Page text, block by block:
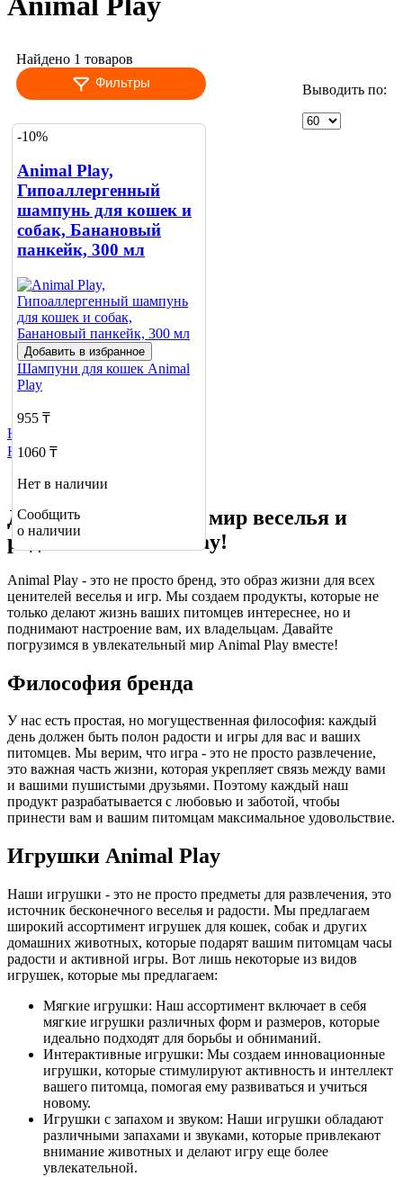
Найдено 1 товаров
Фильтры
Выводить по:
-10%
Animal Play,
Гипоаллергенный
шампунь для кошек и
собак, Банановый
панкейк, 300 мл
Добавить в избранное
Шампуни для кошек Animal
Play
955 ₸
1060 ₸
Нет в наличии
Сообщить
о наличии
Не нашли нужный товар?
Нажмите сюда
Добро пожаловать в мир веселья и
радости с Animal Play!
Animal Play - это не просто бренд, это образ жизни для всех
ценителей веселья и игр. Мы создаем продукты, которые не
только делают жизнь ваших питомцев интереснее, но и
поднимают настроение вам, их владельцам. Давайте
погрузимся в увлекательный мир Animal Play вместе!
Философия бренда
У нас есть простая, но могущественная философия: каждый
день должен быть полон радости и игры для вас и ваших
питомцев. Мы верим, что игра - это не просто развлечение,
это важная часть жизни, которая укрепляет связь между вами
и вашими пушистыми друзьями. Поэтому каждый наш
продукт разрабатывается с любовью и заботой, чтобы
принести вам и вашим питомцам максимальное удовольствие.
Игрушки Animal Play
Наши игрушки - это не просто предметы для развлечения, это
источник бесконечного веселья и радости. Мы предлагаем
широкий ассортимент игрушек для кошек, собак и других
домашних животных, которые подарят вашим питомцам часы
радости и активной игры. Вот лишь некоторые из видов
игрушек, которые мы предлагаем:
Мягкие игрушки: Наш ассортимент включает в себя
мягкие игрушки различных форм и размеров, которые
идеально подходят для борьбы и обниманий.
Интерактивные игрушки: Мы создаем инновационные
игрушки, которые стимулируют активность и интеллект
вашего питомца, помогая ему развиваться и учиться
новому.
Игрушки с запахом и звуком: Наши игрушки обладают
различными запахами и звуками, которые привлекают
внимание животных и делают игру еще более
увлекательной.